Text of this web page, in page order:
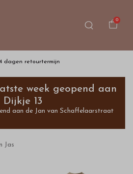
0
dagen retourtermijn
week geopend aan
Dijkje 13
aan de Jan van Schaffelaarstraat
Jas